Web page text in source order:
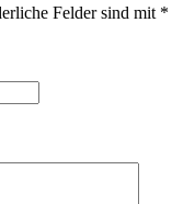
Felder sind mit *